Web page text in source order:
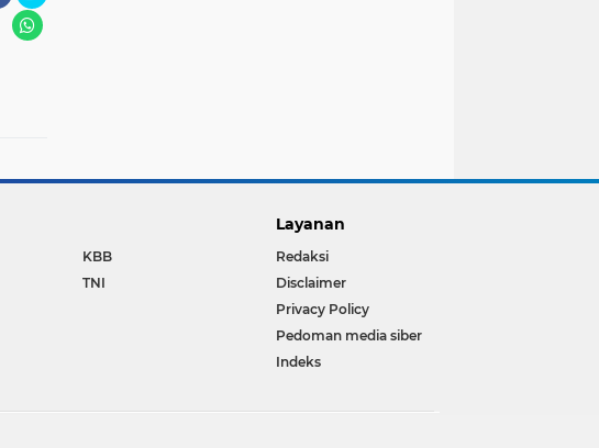
KBB
TNI
Layanan
Redaksi
Disclaimer
Privacy Policy
Pedoman media siber
Indeks